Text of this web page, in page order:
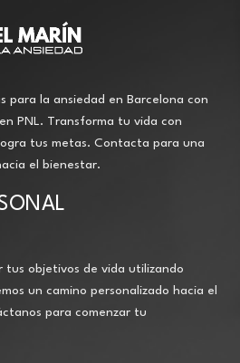
para la ansiedad en Barcelona con
PNL. Transforma tu vida con
tus metas. Contacta para una
el bienestar.
tus objetivos de vida utilizando
un camino personalizado hacia el
para comenzar tu